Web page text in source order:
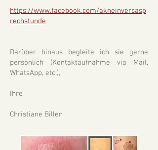
https://www.facebook.com/akneinversasp
rechstunde
Darüber hinaus begleite ich sie gerne
persönlich (Kontaktaufnahme via Mail,
WhatsApp, etc.),
Ihre
Christiane Billen